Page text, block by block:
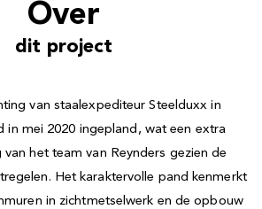
Over
dit project
van staalexpediteur Steelduxx in
in mei 2020 ingepland, wat een extra
het team van Reynders gezien de
Het karaktervolle pand kenmerkt
in zichtmetselwerk en de opbouw